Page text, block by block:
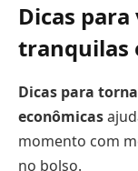
Dicas
tranquilas
Dicas para
econômicas
momento com
no bolso.